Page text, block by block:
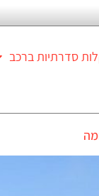
סדרתיות ברכב